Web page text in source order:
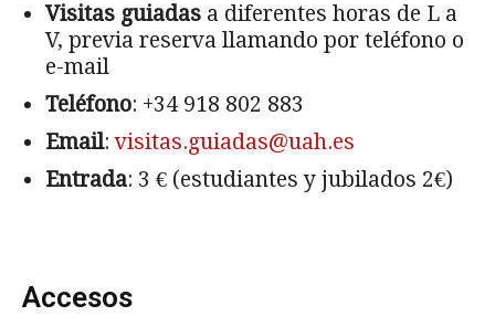
Visitas guiadas a diferentes horas de L a
V, previa reserva llamando por teléfono o
e-mail
Teléfono: +34 918 802 883
Email:visitas.guiadas@uah.es
Entrada: 3 € (estudiantes y jubilados 2€)
Accesos